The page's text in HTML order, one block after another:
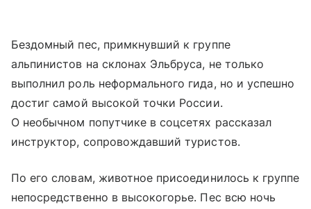
Бездомный пес, примкнувший к группе
альпинистов на склонах Эльбруса, не только
выполнил роль неформального гида, но и успешно
достиг самой высокой точки России.
О необычном попутчике в соцсетях рассказал
инструктор, сопровождавший туристов.
По его словам, животное присоединилось к группе
непосредственно в высокогорье. Пес всю ночь